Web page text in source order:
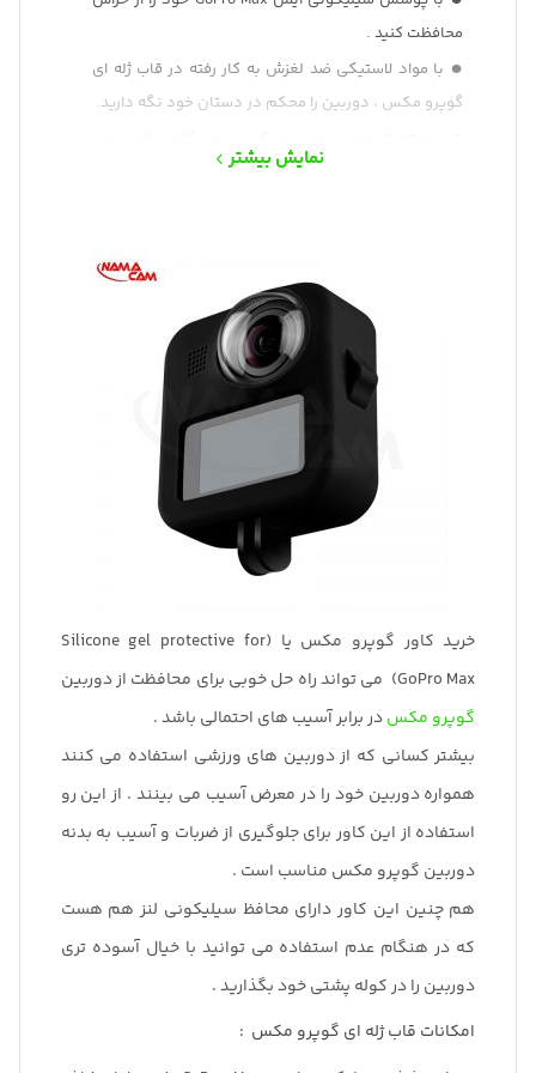
محافظت کنید .
با مواد لاستیکی ضد لغزش به کار رفته در قاب ژله ای
گوپرو مکس ، دوربین را محکم در دستان خود نگه دارید.
اطمینان از اینکه از دوربین عمر طولانی استفاده کند.
کاملاً از دوربین خود محافظت کنید.
دسترسی به تمامی دکمه ها از روی قاب
یکی از لوازم جانبی پرکاربرد و ضروری برای دوربین
Silicone gel protective for GoPro Max دارای پوش لنز
برای محافظت از لنزدر برابر نور شدید و ضربات
جنس سیلیکون
نمایش بیشتر
خرید کاور گوپرو مکس یا (Silicone gel protective for
GoPro Max) می ‌تواند راه حل خوبی برای محافظت از دوربین
گوپرو مکسدر برابر آسیب های احتمالی باشد .
بیشتر کسانی که از دوربین های ورزشی استفاده می کنند
همواره دوربین خود را در معرض آسیب می بینند . از این رو
استفاده از این کاور برای جلوگیری از ضربات و آسیب به بدنه
دوربین گوپرو مکس مناسب است .
هم چنین این کاور دارای محافظ سیلیکونی لنز هم هست
که در هنگام عدم استفاده می توانید با خیال آسوده تری
دوربین را در کوله پشتی خود بگذارید .
امکانات قاب ژله ای گوپرو مکس :